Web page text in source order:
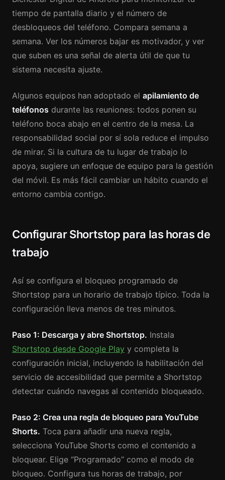
tiempo de pantalla diario y el número de
desbloqueos del teléfono. Compara semana a
semana. Ver los números bajar es motivador, y ver
que suben es una señal de alerta útil de que tu
sistema necesita ajuste.
Algunos equipos han adoptado el apilamiento de
teléfonos durante las reuniones: todos ponen su
teléfono boca abajo en el centro de la mesa. La
responsabilidad social por sí sola reduce el impulso
de mirar. Si la cultura de tu lugar de trabajo lo
apoya, sugiere un enfoque de equipo para la gestión
del móvil. Es más fácil cambiar un hábito cuando el
entorno cambia contigo.
Configurar Shortstop para las horas de
trabajo
Así se configura el bloqueo programado de
Shortstop para un horario de trabajo típico. Toda la
configuración lleva menos de tres minutos.
Paso 1: Descarga y abre Shortstop. Instala
Shortstop desde Google Play y completa la
configuración inicial, incluyendo la habilitación del
servicio de accesibilidad que permite a Shortstop
detectar cuándo navegas al contenido bloqueado.
Paso 2: Crea una regla de bloqueo para YouTube
Shorts. Toca para añadir una nueva regla,
selecciona YouTube Shorts como el contenido a
bloquear. Elige “Programado” como el modo de
bloqueo. Configura tus horas de trabajo, por